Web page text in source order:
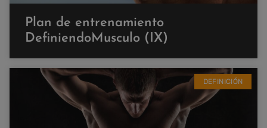
Plan de entrenamiento
DefiniendoMusculo (IX)
DEFINICIÓN